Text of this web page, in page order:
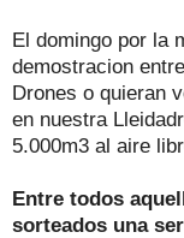
El domingo por la
demostracion
Drones o quieran
en nuestra
5.000m3 al aire
Entre todos
sorteados una